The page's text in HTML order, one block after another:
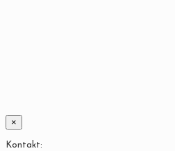
×
Kontakt: